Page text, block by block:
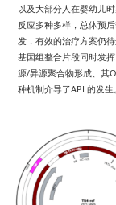
以及大部分人在婴幼儿
反应多种多样，总体预
发，有效的治疗方案仍
基因组整合片段同时发
源/异源聚合物形成、其
种机制介导了APL的发生